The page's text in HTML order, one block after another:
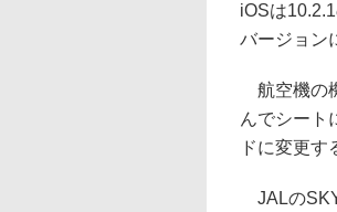
iOSは
バージョン
航空機の
んでシート
ドに変更す
JALの